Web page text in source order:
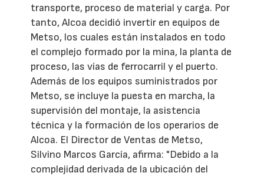
transporte, proceso de material y carga. Por
tanto, Alcoa decidió invertir en equipos de
Metso, los cuales están instalados en todo
el complejo formado por la mina, la planta de
proceso, las vías de ferrocarril y el puerto.
Además de los equipos suministrados por
Metso, se incluye la puesta en marcha, la
supervisión del montaje, la asistencia
técnica y la formación de los operarios de
Alcoa. El Director de Ventas de Metso,
Silvino Marcos García, afirma: "Debido a la
complejidad derivada de la ubicación del